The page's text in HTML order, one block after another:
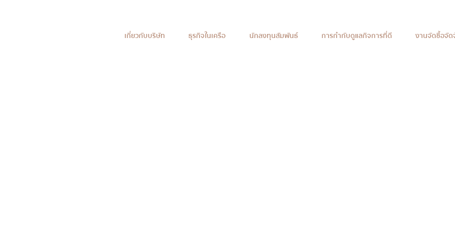
เกี่ยวกับบริษัท ธุรกิจในเครือ นักลงทุนสัมพันธ์ การกำกับดูแลกิจการที่ดี งานจัดซื้อจัด